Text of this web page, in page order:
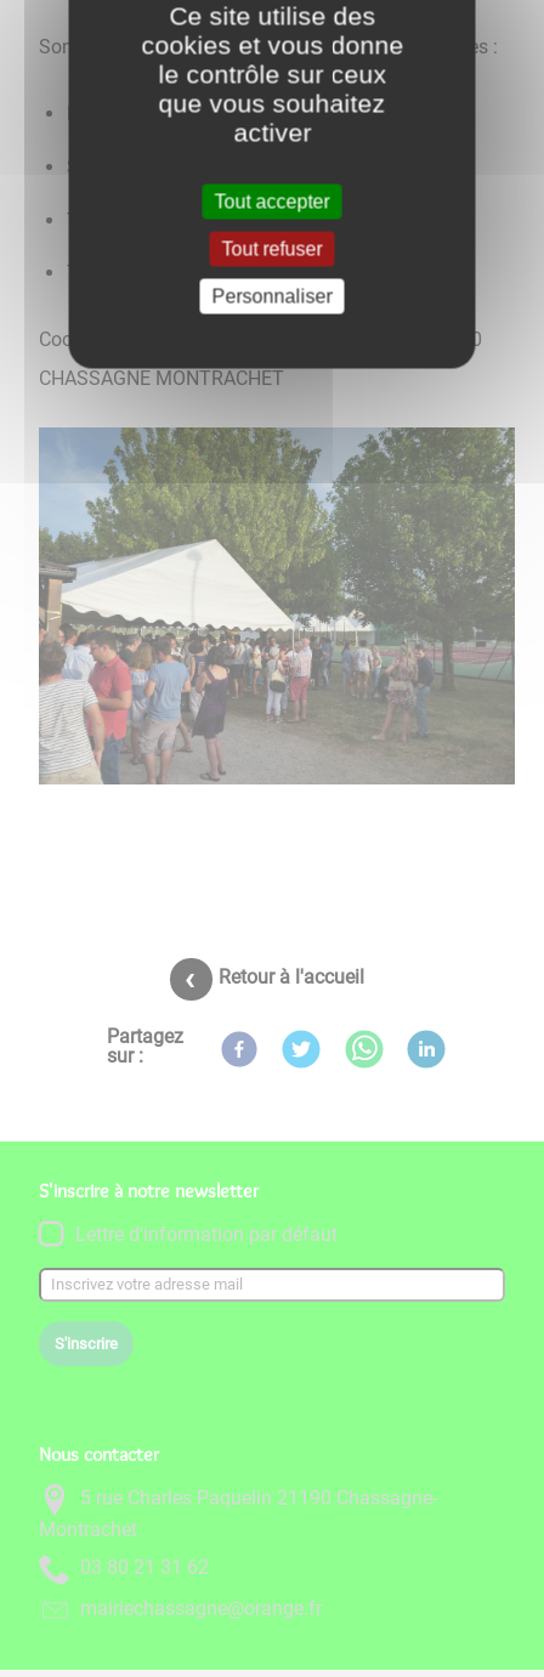
Son bureau est composé d'une dizaine de personnes :
Président : Georges DURAND
Secrétaire : Sabine MOLLARD
Trésorier : Laura COFFINET
Trésorier adjoint : Philippe DUVERNAY
Coordonnées : Tennis Club - Rue des Farges - 21190
CHASSAGNE MONTRACHET
Retour à l'accueil
Partagez
sur :
S'inscrire à notre newsletter
Lettre d'information par défaut
S'inscrire
Nous contacter
5 rue Charles Paquelin 21190 Chassagne-
Montrachet
26 13 12 08 30
rf.egnaro@engassahceiriam
Ce site utilise des
cookies et vous donne
le contrôle sur ceux
que vous souhaitez
activer
Tout accepter
Tout refuser
Personnaliser